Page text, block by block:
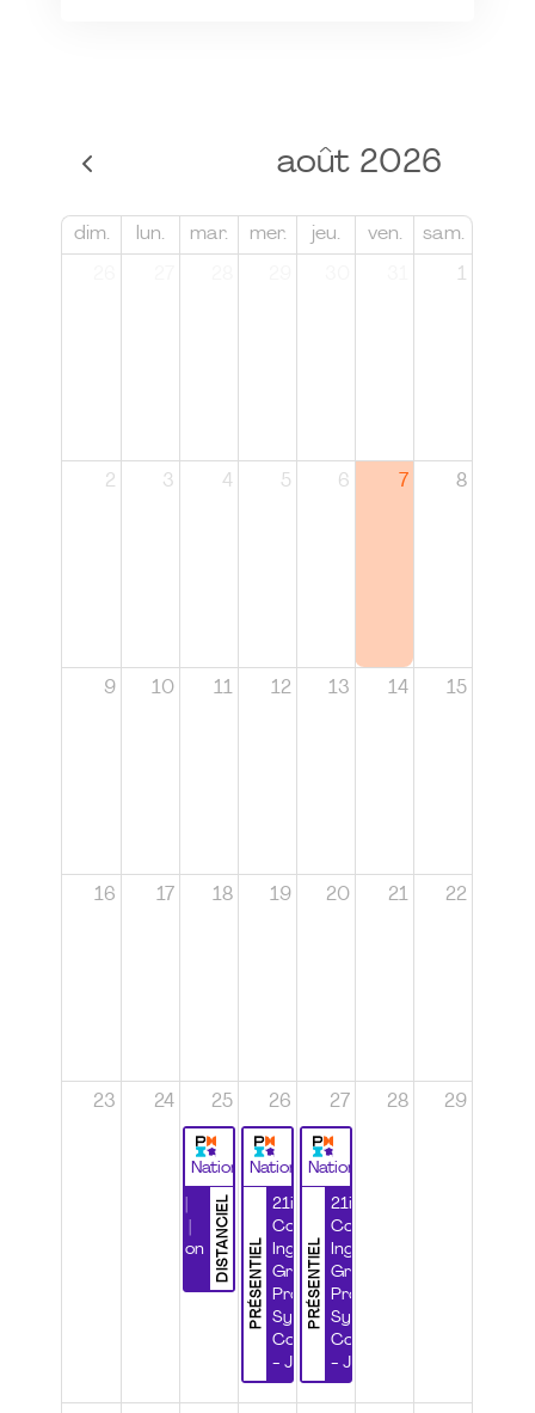
août 2026
dim. lun. mar. mer. jeu. ven. sam.
1
2 3 4 5 6 7 8
9 10 11 12 13 14 15
16 17 18 19 20 21 22
23 24 25
National
DISTANCIEL
Certification
26
National
PRÉSENTIEL
21ième
Congrès
Ingénierie
Grands
Projets et
Systèmes
Complexes
- Jour 1
27
National
PRÉSENTIEL
21ième
Congrès
Ingénierie
Grands
Projets et
Systèmes
Complexes
- Jour 2
28 29